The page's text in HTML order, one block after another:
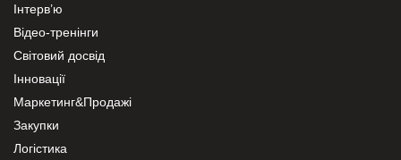
Інтерв’ю
Відео-тренінги
Світовий досвід
Інновації
Маркетинг&Продажі
Закупки
Логістика